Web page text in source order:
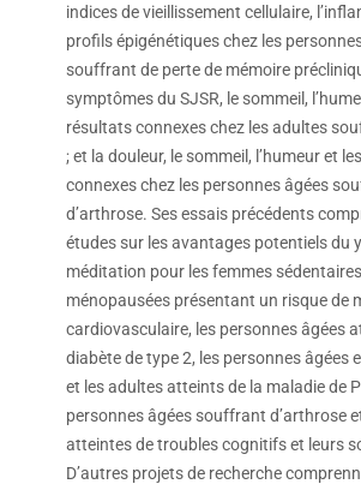
indices de vieillissement cellulaire,
profils épigénétiques chez les
souffrant de perte de mémoire
symptômes du SJSR, le sommeil,
résultats connexes chez les adultes
; et la douleur, le sommeil, l’humeur et
connexes chez les personnes âgées
d’arthrose. Ses essais précédents
études sur les avantages potentiels du
méditation pour les femmes
ménopausées présentant un risque de
cardiovasculaire, les personnes âgées
diabète de type 2, les personnes âgées
et les adultes atteints de la maladie de
personnes âgées souffrant d’arthrose
atteintes de troubles cognitifs et leurs
D’autres projets de recherche